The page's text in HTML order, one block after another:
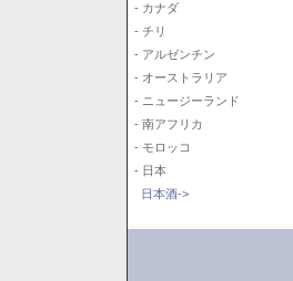
- カナダ
- チリ
- アルゼンチン
- オーストラリア
- ニュージーランド
- 南アフリカ
- モロッコ
- 日本
日本酒->